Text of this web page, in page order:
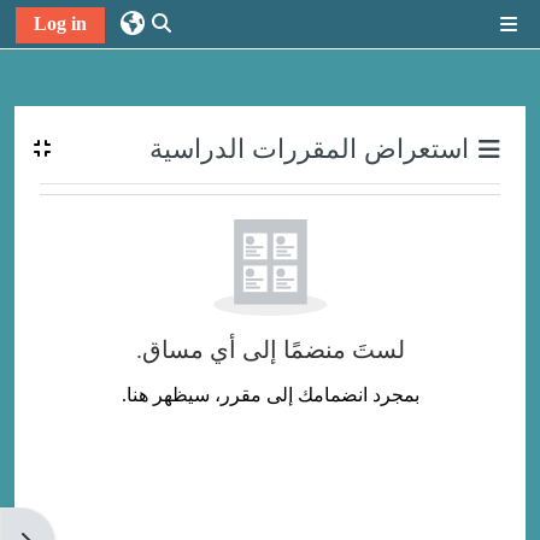
تبديل إدخال البحث
Log in
الكتلاستعراض المقررات الدراسية
لستَ منضمًا إلى أي مساق.
بمجرد انضمامك إلى مقرر، سيظهر هنا.